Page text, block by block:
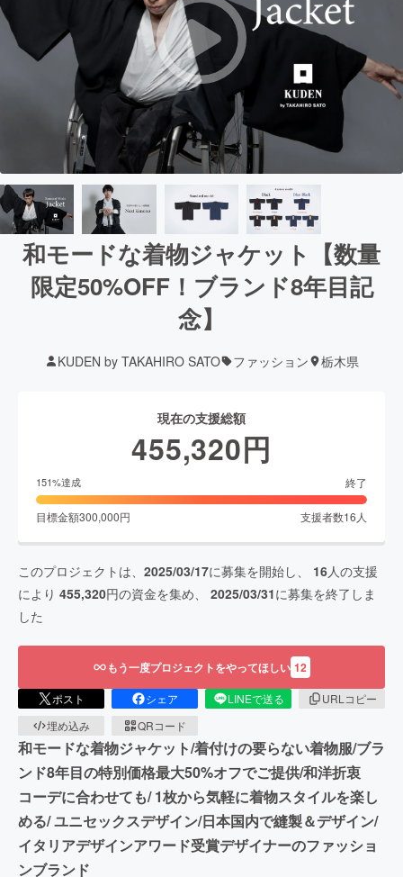
和モードな着物ジャケット【数量
限定50%OFF！ブランド8年目記
念】
KUDEN by TAKAHIRO SATO ファッション 栃木県
現在の支援総額
455,320円
151%達成 終了
目標金額300,000円 支援者数16 人
このプロジェクトは、 2025/03/17に募集を開始し、 16人の支援
により 455,320円の資金を集め、 2025/03/31に募集を終了しま
した
もう一度プロジェクトをやってほしい 12
ポスト シェア LINEで送る
URLコピー
埋め込み
QRコード
和モードな着物ジャケット/着付けの要らない着物服/ブラ
ンド8年目の特別価格最大50%オフでご提供/和洋折衷
コーデに合わせても/ 1枚から気軽に着物スタイルを楽し
める/ ユニセックスデザイン/日本国内で縫製＆デザイン/
イタリアデザインアワード受賞デザイナーのファッショ
ンブランド